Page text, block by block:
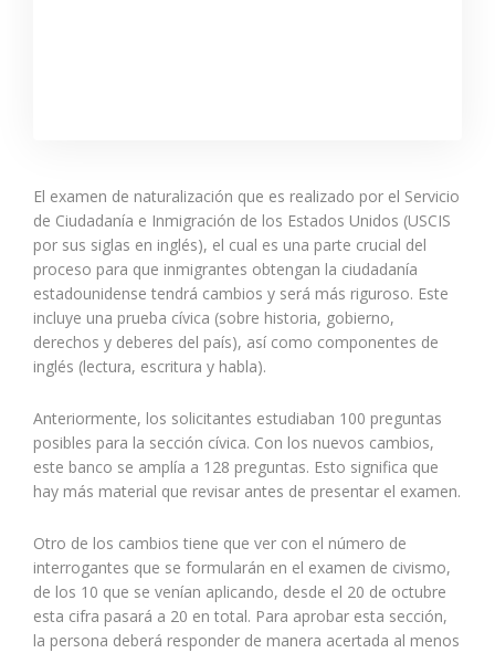
El examen de naturalización que es realizado por el Servicio
de Ciudadanía e Inmigración de los Estados Unidos (USCIS
por sus siglas en inglés), el cual es una parte crucial del
proceso para que inmigrantes obtengan la ciudadanía
estadounidense tendrá cambios y será más riguroso. Este
incluye una prueba cívica (sobre historia, gobierno,
derechos y deberes del país), así como componentes de
inglés (lectura, escritura y habla).
Anteriormente, los solicitantes estudiaban 100 preguntas
posibles para la sección cívica. Con los nuevos cambios,
este banco se amplía a 128 preguntas. Esto significa que
hay más material que revisar antes de presentar el examen.
Otro de los cambios tiene que ver con el número de
interrogantes que se formularán en el examen de civismo,
de los 10 que se venían aplicando, desde el 20 de octubre
esta cifra pasará a 20 en total. Para aprobar esta sección,
la persona deberá responder de manera acertada al menos